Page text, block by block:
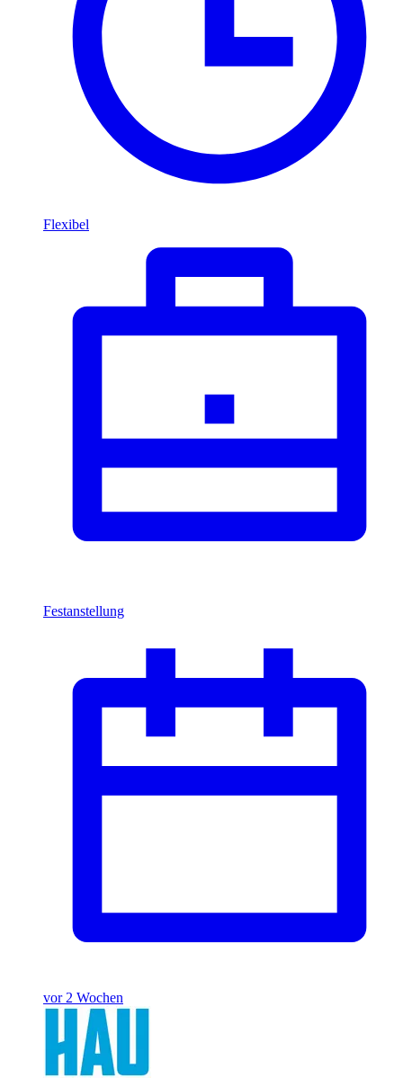
Flexibel
Festanstellung
vor 2 Wochen